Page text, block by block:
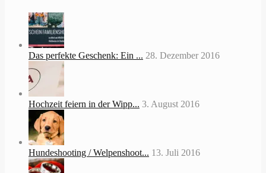
Das perfekte Geschenk: Ein ... 28. Dezember 2016
Hochzeit feiern in der Wipp... 3. August 2016
Hundeshooting / Welpenshoot... 13. Juli 2016